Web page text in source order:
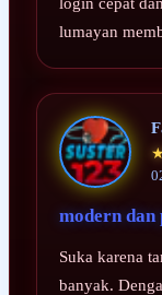
lumayan
modern
Suka karena
banyak.